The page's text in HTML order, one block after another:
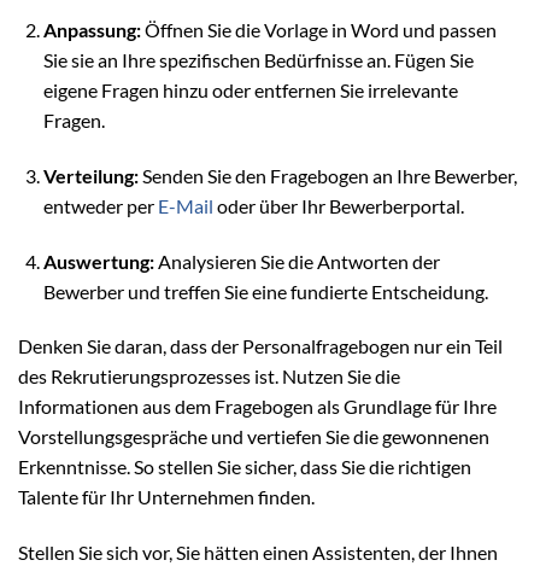
Anpassung:Öffnen Sie die Vorlage in Word und passen
Sie sie an Ihre spezifischen Bedürfnisse an. Fügen Sie
eigene Fragen hinzu oder entfernen Sie irrelevante
Fragen.
Verteilung:Senden Sie den Fragebogen an Ihre Bewerber,
entweder per E-Mail oder über Ihr Bewerberportal.
Auswertung:Analysieren Sie die Antworten der
Bewerber und treffen Sie eine fundierte Entscheidung.
Denken Sie daran, dass der Personalfragebogen nur ein Teil
des Rekrutierungsprozesses ist. Nutzen Sie die
Informationen aus dem Fragebogen als Grundlage für Ihre
Vorstellungsgespräche und vertiefen Sie die gewonnenen
Erkenntnisse. So stellen Sie sicher, dass Sie die richtigen
Talente für Ihr Unternehmen finden.
Stellen Sie sich vor, Sie hätten einen Assistenten, der Ihnen